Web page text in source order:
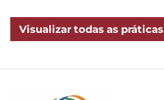
Visualizar todas as práticas